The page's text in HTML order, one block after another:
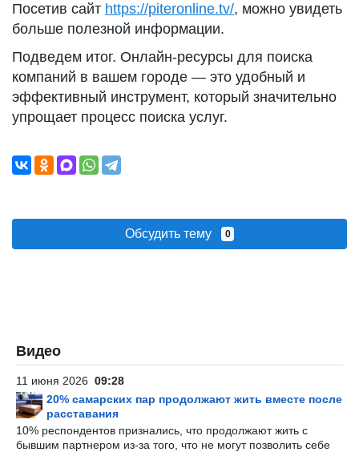
Посетив сайт https://piteronline.tv/, можно увидеть
больше полезной информации.
Подведем итог. Онлайн-ресурсы для поиска
компаний в вашем городе — это удобный и
эффективный инструмент, который значительно
упрощает процесс поиска услуг.
Обсудить тему 0
Видео
11 июня 2026 09:28
20% самарских пар продолжают жить вместе после
расставания
10% респондентов признались, что продолжают жить с
бывшим партнером из-за того, что не могут позволить себе